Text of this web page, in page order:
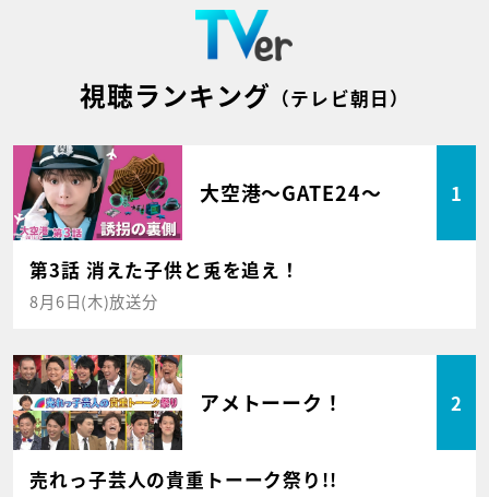
視聴ランキング （テレビ朝日）
大空港～GATE24～ 1
第3話 消えた子供と兎を追え！
8月6日(木)放送分
アメトーーク！ 2
売れっ子芸人の貴重トーーク祭り!!